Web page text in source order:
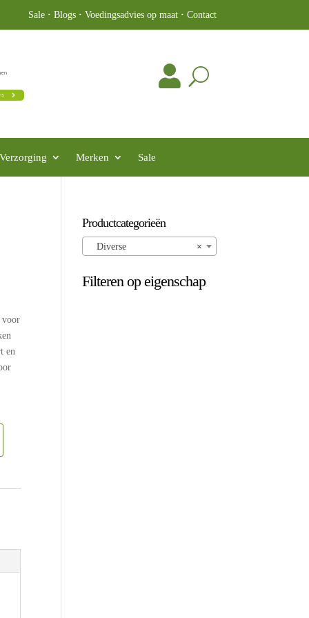
Sale· Blogs· Voedingsadvies op maat· Contact
Verzorging Merken Sale
voor
en
Productcategorieën
×
Diverse
Filteren op eigenschap